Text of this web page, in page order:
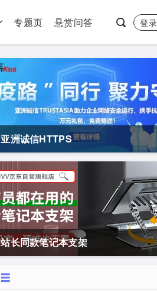
专题页 悬赏问答 登录
亚洲诚信HTTPS
站长同款笔记本支架